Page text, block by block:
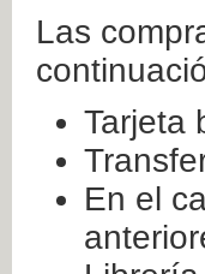
Las
Tarjeta
En el